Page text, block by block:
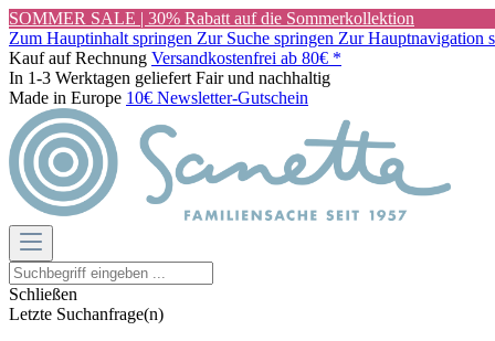
SOMMER SALE | 30% Rabatt auf die Sommerkollektion
Zum Hauptinhalt springen Zur Suche springen Zur Hauptnavigation
Kauf auf Rechnung Versandkostenfrei ab 80€ *
In 1-3 Werktagen geliefert Fair und nachhaltig
Made in Europe 10€ Newsletter-Gutschein
Schließen
Letzte Suchanfrage(n)